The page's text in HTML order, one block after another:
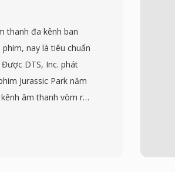
sang Windows
chỉnh sửa Pro Tools,
vùng. Định dạng cũng
cho thư viện mẫu
sang WAV và
triệu kho lưu trữ
thoảng.
thanh đa kênh ban
nay là tiêu chuẩn
DTS, Inc. phát
Jurassic Park năm
âm thanh vòm rời
Khác với các